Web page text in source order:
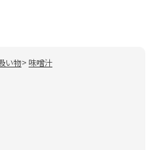
い物 味噌汁